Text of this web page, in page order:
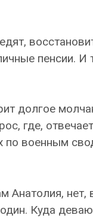
пенсии. И
долгое
где,
по военным
Анатолия, нет,
Куда